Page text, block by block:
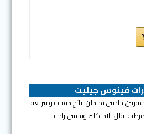
فينوس جيليت
حادتين تمنحان نتائج دقيقة وسريعة.
يقلل الاحتكاك ويحسن راحة